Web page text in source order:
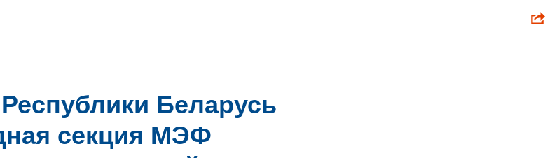
Беларусь
секция МЭФ